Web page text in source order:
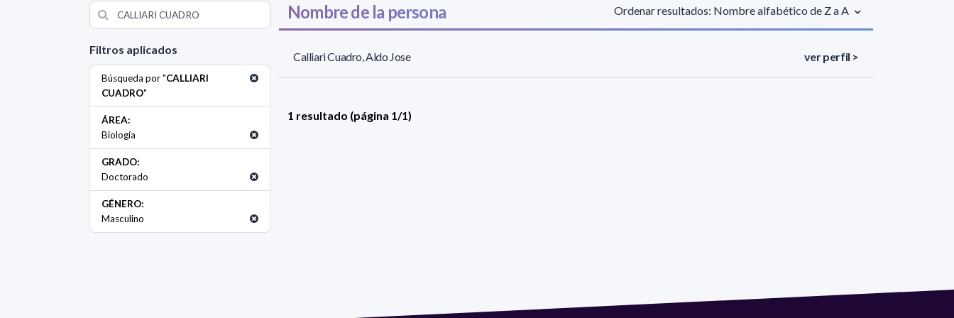
Filtros aplicados
Búsqueda por "CALLIARI
CUADRO"
ÁREA:
Biología
GRADO:
Doctorado
GÉNERO:
Masculino
Nombre de la persona Ordenar resultados: Nombre alfabético de Z a A
Calliari Cuadro, Aldo Jose ver perfil >
1 resultado (página 1/1)